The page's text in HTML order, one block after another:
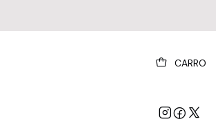
CARRO
Sunshine